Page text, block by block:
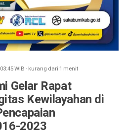
03:45WIB · kurang dari 1 menit
Gelar Rapat
Kewilayahan di
2023